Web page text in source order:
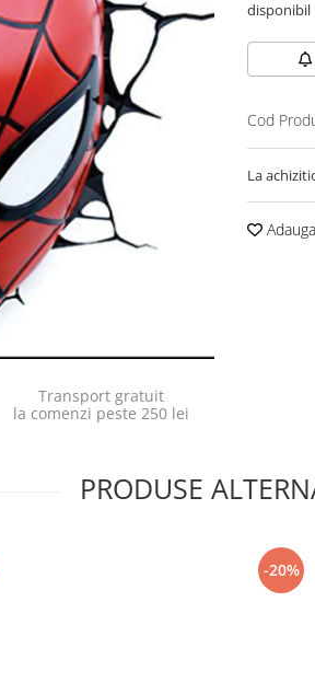
disponibil
Cod
La
Transport gratuit
la comenzi peste 250 lei
PRODUSE
-20%